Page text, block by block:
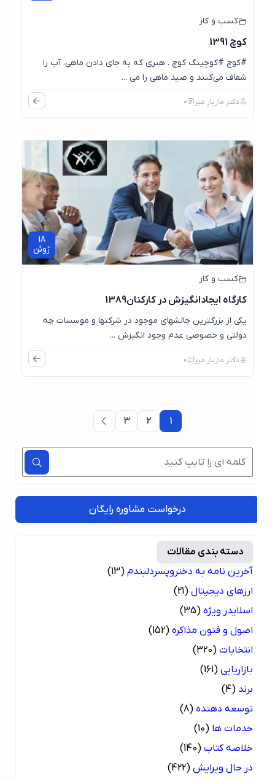
کسب و کار
کوچ 1391
#کوچ #کوچینگ کوچ . هنری که به جای دادن ماهی، آب را
شفاف می‌کنند و صید ماهی را می ...
دکتر مازیار میر 0
18
ژوئن
کسب و کار
کارگاه ایجادانگیزش در کارکنان1389
یکی از بزرگترین چالشهای موجود در شرکتها و موسسات چه
دولتی و خصوصی عدم وجود انگیزش ...
دکتر مازیار میر 0
3
درخواست مشاوره رایگان
دسته بندی مقالات
آخرین نامه به دختروپسردلبندم (13)
ارزهای دیجیتال (21)
اسلایدر ویژه (35)
اصول و فنون مذاکره (152)
انتخابات (320)
بازاریابی (161)
(4)
توسعه دهنده (8)
خدمات ها (10)
خلاصه کتاب (140)
در حال ویرایش (422)